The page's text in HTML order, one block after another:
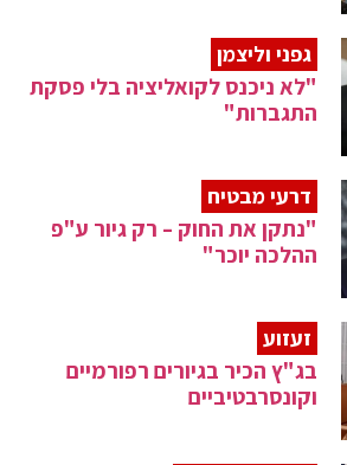
גפני וליצמן
"לא ניכנס לקואליציה בלי פסקת
התגברות"
דרעי מבטיח
"נתקן את החוק – רק גיור ע"פ
ההלכה יוכר"
זעזוע
בג"ץ הכיר בגיורים רפורמיים
וקונסרבטיביים